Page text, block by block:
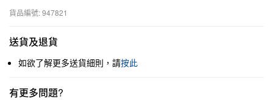
貨品編號: 947821
送貨及退貨
如欲了解更多送貨細則，請按此
有更多問題?